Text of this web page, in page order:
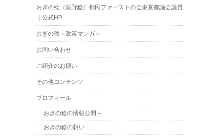
おぎの稔（荻野稔）都民ファーストの会東京都議会議員
｜公式HP
おぎの稔～政策マンガ～
お問い合わせ
ご紹介のお願い
その他コンテンツ
プロフィール
おぎの稔の情報公開～
おぎの稔の想い